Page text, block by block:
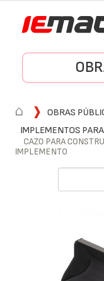
⌂
OBRAS
IMPLEMENTOS
CAZO PARA
IMPLEMENTO